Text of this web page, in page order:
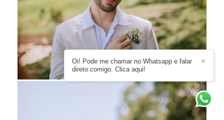
✕
Oi! Pode me chamar no Whatsapp e falar
direto comigo. Clica aqui!